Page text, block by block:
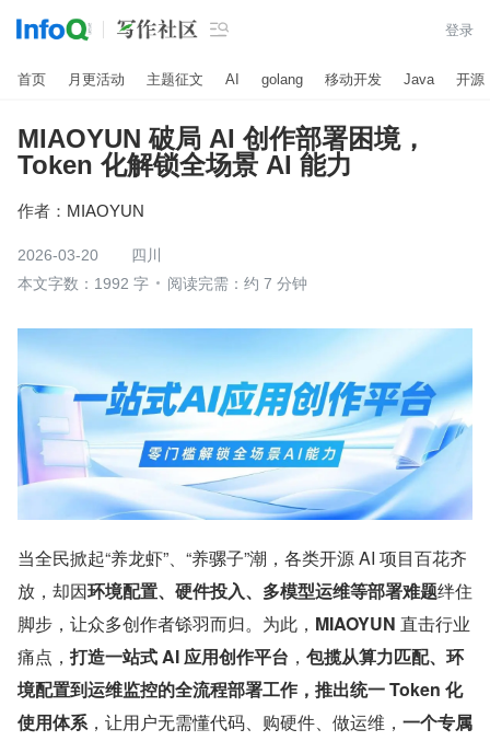
 登录
首页 月更活动 主题征文 AI golang 移动开发 Java 开源
MIAOYUN 破局 AI 创作部署困境，
Token 化解锁全场景 AI 能力
作者： MIAOYUN
2026-03-20
四川
本文字数：1992 字
阅读完需：约 7 分钟
当全民掀起“养龙虾”、“养骡子”潮，各类开源 AI 项目百花齐
放，却因环境配置、硬件投入、多模型运维等部署难题绊住
脚步，让众多创作者铩羽而归。为此， MIAOYUN 直击行业
痛点， 打造一站式 AI 应用创作平台 ， 包揽从算力匹配、环
境配置到运维监控的全流程部署工作，推出统一 Token 化
使用体系，让用户无需懂代码、购硬件、做运维， 一个专属